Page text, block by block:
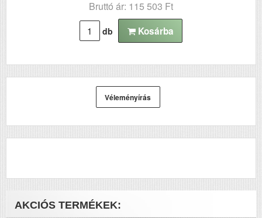
T7000;Epson
T7000 POS
Bruttó ár: 115 503 Ft
db Kosárba
Véleményírás
AKCIÓS TERMÉKEK: